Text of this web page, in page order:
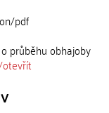
pdf
průběhu obhajoby
otevřít